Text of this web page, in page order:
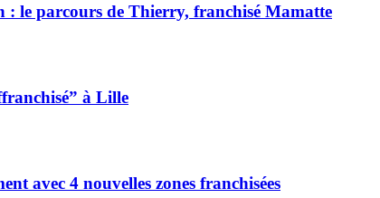
: le parcours de Thierry, franchisé Mamatte
à Lille
avec 4 nouvelles zones franchisées